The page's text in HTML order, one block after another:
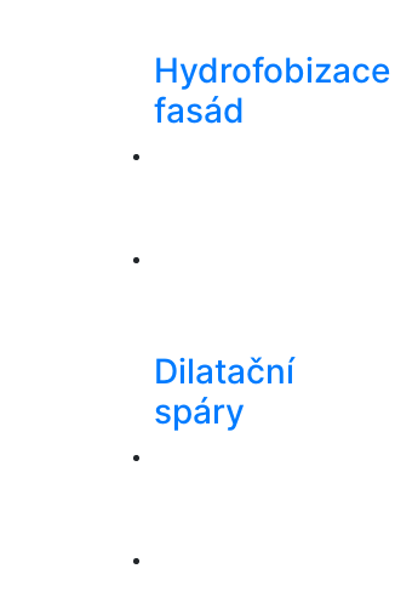
Hydrofobizace
fasád
Dilatační
spáry